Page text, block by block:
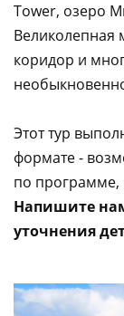
Tower, озеро
Великолепная
коридор и
Этот тур
формате -
по программе,
Напишите
уточнения